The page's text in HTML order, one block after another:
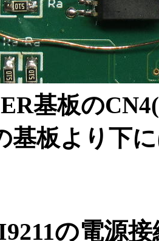
基板の
基板より下
の電源